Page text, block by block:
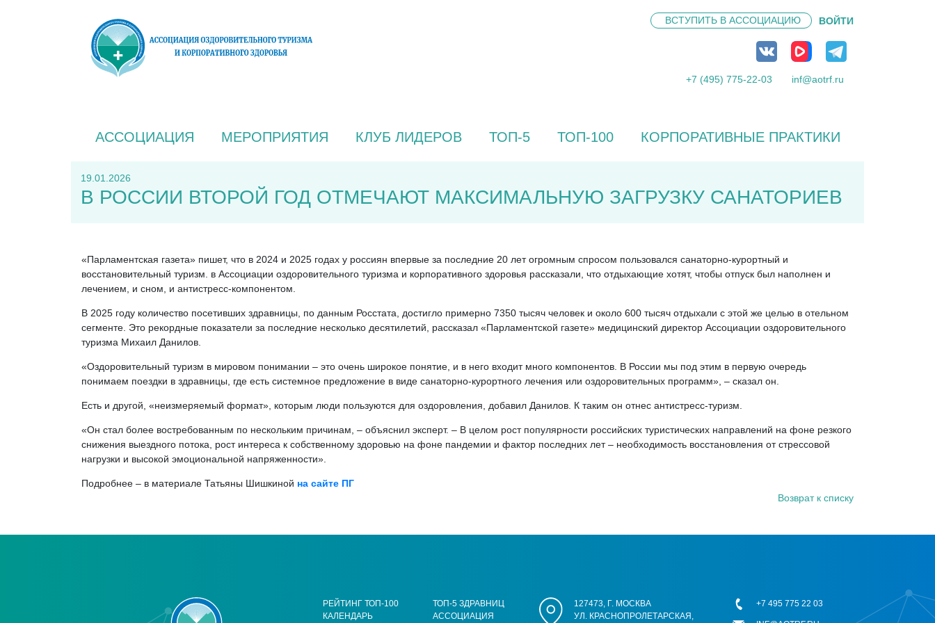
ВСТУПИТЬ В АССОЦИАЦИЮ ВОЙТИ
+7 (495) 775-22-03 inf@aotrf.ru
АССОЦИАЦИЯ МЕРОПРИЯТИЯ КЛУБ ЛИДЕРОВ ТОП-5 ТОП-100 КОРПОРАТИВНЫЕ ПРАКТИКИ
19.01.2026
В РОССИИ ВТОРОЙ ГОД ОТМЕЧАЮТ МАКСИМАЛЬНУЮ ЗАГРУЗКУ САНАТОРИЕВ
«Парламентская газета» пишет, что в 2024 и 2025 годах у россиян впервые за последние 20 лет огромным спросом пользовался санаторно-курортный и
восстановительный туризм. в Ассоциации оздоровительного туризма и корпоративного здоровья рассказали, что отдыхающие хотят, чтобы отпуск был наполнен и
лечением, и сном, и антистресс-компонентом.
В 2025 году количество посетивших здравницы, по данным Росстата, достигло примерно 7350 тысяч человек и около 600 тысяч отдыхали с этой же целью в отельном
сегменте. Это рекордные показатели за последние несколько десятилетий, рассказал «Парламентской газете» медицинский директор Ассоциации оздоровительного
туризма Михаил Данилов.
«Оздоровительный туризм в мировом понимании – это очень широкое понятие, и в него входит много компонентов. В России мы под этим в первую очередь
понимаем поездки в здравницы, где есть системное предложение в виде санаторно-курортного лечения или оздоровительных программ», – сказал он.
Есть и другой, «неизмеряемый формат», которым люди пользуются для оздоровления, добавил Данилов. К таким он отнес антистресс-туризм.
«Он стал более востребованным по нескольким причинам, – объяснил эксперт. – В целом рост популярности российских туристических направлений на фоне резкого
снижения выездного потока, рост интереса к собственному здоровью на фоне пандемии и фактор последних лет – необходимость восстановления от стрессовой
нагрузки и высокой эмоциональной напряженности».
Подробнее – в материале Татьяны Шишкиной на сайте ПГ
Возврат к списку
РЕЙТИНГ ТОП-100
КАЛЕНДАРЬ
ТОП-5 ЗДРАВНИЦ
АССОЦИАЦИЯ
127473, Г. МОСКВА
УЛ. КРАСНОПРОЛЕТАРСКАЯ,
+7 495 775 22 03